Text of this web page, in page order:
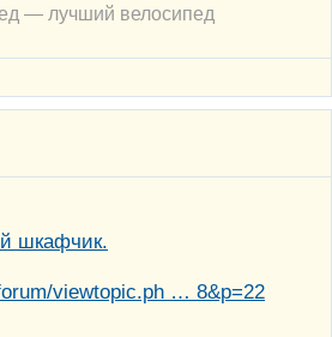
— лучший велосипед
viewtopic.ph … 8&p=22